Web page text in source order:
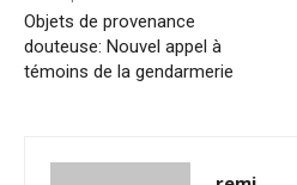
Objets de provenance
douteuse: Nouvel appel à
témoins de la gendarmerie